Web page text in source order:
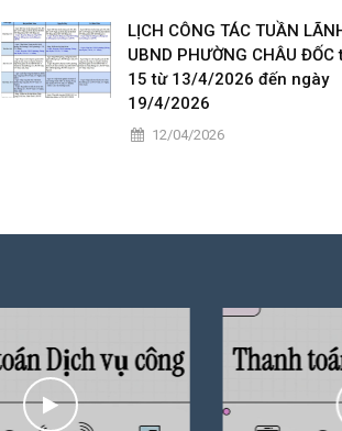
LỊCH CÔNG TÁC TUẦN
UBND PHƯỜNG CHÂU
15 từ 13/4/2026 đến ngày
19/4/2026
12/04/2026